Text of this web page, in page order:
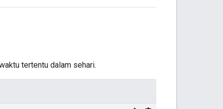
tertentu dalam sehari.